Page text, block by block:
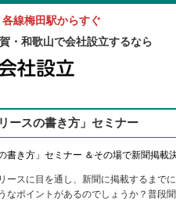
線梅田駅からすぐ
・和歌山で会社設立するなら
ースの書き方」セミナー
書き方」セミナー ＆その場で新聞掲
ースに目を通し、新聞に掲載するまで
なポイントがあるのでしょうか？普段